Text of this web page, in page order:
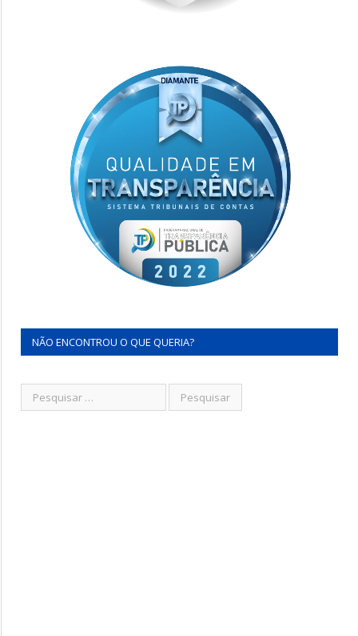
NÃO ENCONTROU O QUE QUERIA?